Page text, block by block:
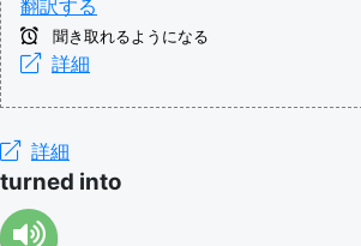
翻訳する
聞き取れるようになる
詳細
詳細
turned into